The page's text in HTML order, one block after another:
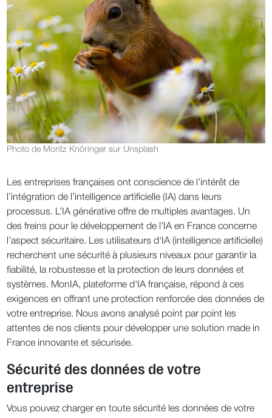
Photo de Moritz Knöringer sur Unsplash
Les entreprises françaises ont conscience de l’intérêt de
l’intégration de l’intelligence artificielle (IA) dans leurs
processus. L’IA générative offre de multiples avantages. Un
des freins pour le développement de l’IA en France concerne
l’aspect sécuritaire. Les utilisateurs d'IA (intelligence artificielle)
recherchent une sécurité à plusieurs niveaux pour garantir la
fiabilité, la robustesse et la protection de leurs données et
systèmes. MonIA, plateforme d'IA française, répond à ces
exigences en offrant une protection renforcée des données de
votre entreprise. Nous avons analysé point par point les
attentes de nos clients pour développer une solution made in
France innovante et sécurisée.
Sécurité des données de votre
entreprise
Vous pouvez charger en toute sécurité les données de votre